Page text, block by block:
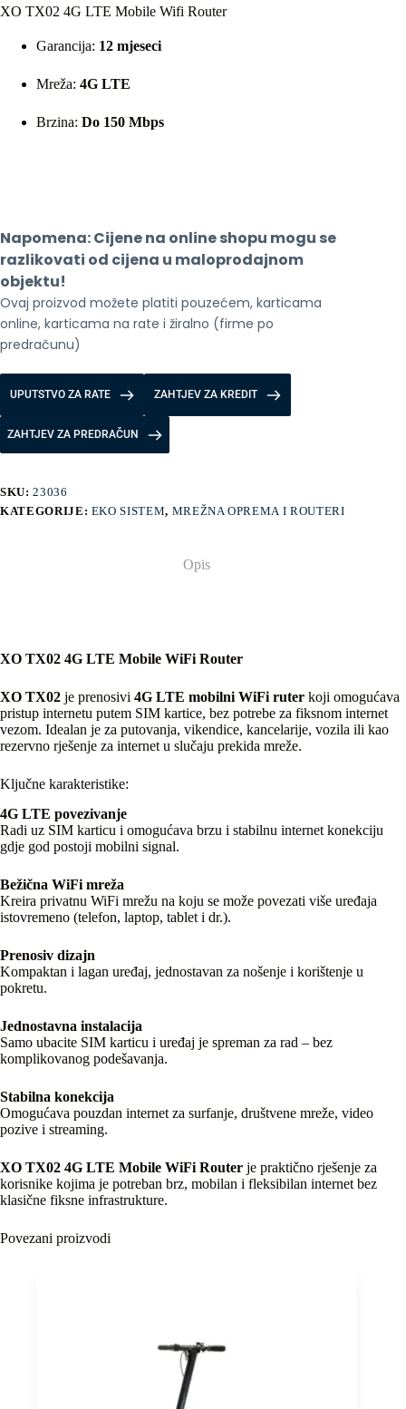
XO TX02 4G LTE Mobile Wifi Router
Garancija: 12 mjeseci
Mreža: 4G LTE
Brzina: Do 150 Mbps
Napomena: Cijene na online shopu mogu se
razlikovati od cijena u maloprodajnom
objektu!
Ovaj proizvod možete platiti pouzećem, karticama
online, karticama na rate i žiralno (firme po
predračunu)
UPUTSTVO ZA RATE ZAHTJEV ZA KREDIT
ZAHTJEV ZA PREDRAČUN
SKU:23036
KATEGORIJE: EKO SISTEM, MREŽNA OPREMA I ROUTERI
Opis
XO TX02 4G LTE Mobile WiFi Router
XO TX02 je prenosivi 4G LTE mobilni WiFi ruter koji omogućava
pristup internetu putem SIM kartice, bez potrebe za fiksnom internet
vezom. Idealan je za putovanja, vikendice, kancelarije, vozila ili kao
rezervno rješenje za internet u slučaju prekida mreže.
Ključne karakteristike:
4G LTE povezivanje
Radi uz SIM karticu i omogućava brzu i stabilnu internet konekciju
gdje god postoji mobilni signal.
Bežična WiFi mreža
Kreira privatnu WiFi mrežu na koju se može povezati više uređaja
istovremeno (telefon, laptop, tablet i dr.).
Prenosiv dizajn
Kompaktan i lagan uređaj, jednostavan za nošenje i korištenje u
pokretu.
Jednostavna instalacija
Samo ubacite SIM karticu i uređaj je spreman za rad – bez
komplikovanog podešavanja.
Stabilna konekcija
Omogućava pouzdan internet za surfanje, društvene mreže, video
pozive i streaming.
XO TX02 4G LTE Mobile WiFi Router je praktično rješenje za
korisnike kojima je potreban brz, mobilan i fleksibilan internet bez
klasične fiksne infrastrukture.
Povezani proizvodi